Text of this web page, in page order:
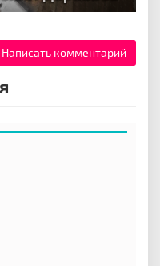
Написать комментарий